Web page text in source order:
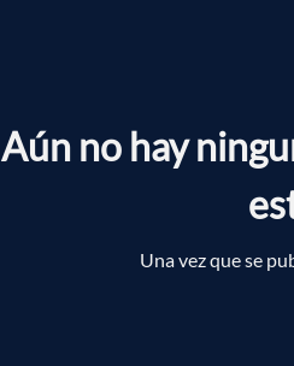
Aún no hay
Una vez que se